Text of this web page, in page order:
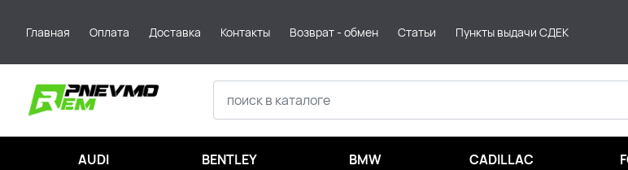
Главная Оплата Доставка Контакты Возврат - обмен Статьи Пункты выдачи СДЕК
AUDI BENTLEY BMW CADILLAC